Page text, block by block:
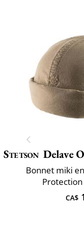
Stetson Delave
Bonnet miki
Protection
CA$